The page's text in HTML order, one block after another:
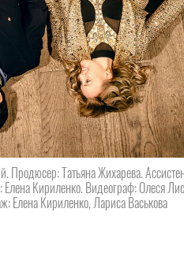
Продюсер: Татьяна Жихарева.
Кириленко. Видеограф: Олеся
Елена Кириленко, Лариса Васькова